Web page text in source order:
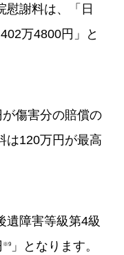
慰謝料は、「日
万4800円」と
傷害分の賠償の
は120万円が最高
遺障害等級第4級
※9 」となります。